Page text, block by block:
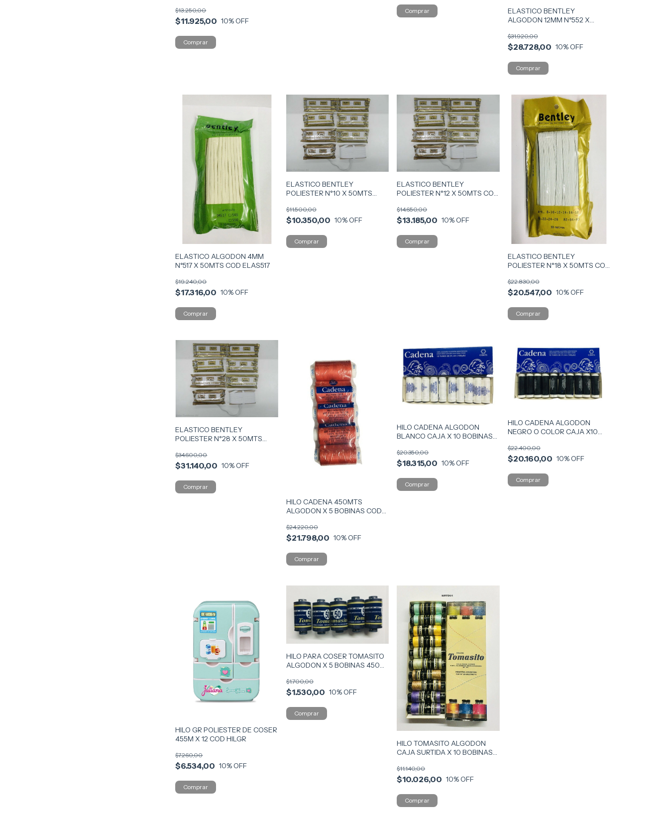
$11.925,00
$13.250,00
10% OFF
ELASTICO BENTLEY
ALGODON 12MM N°552 X
$28.728,00
$31.920,00
10% OFF
ELASTICO ALGODON 4MM
N°517 X 50MTS COD ELAS517
$17.316,00
$19.240,00
10% OFF
ELASTICO BENTLEY
POLIESTER N°10 X 50MTS
$10.350,00
$11.500,00
10% OFF
ELASTICO BENTLEY
POLIESTER N°12 X 50MTS COD
$13.185,00
$14.650,00
10% OFF
ELASTICO BENTLEY
POLIESTER N°18 X 50MTS COD
$20.547,00
$22.830,00
10% OFF
ELASTICO BENTLEY
POLIESTER N°28 X 50MTS
$31.140,00
$34.600,00
10% OFF
HILO CADENA 450MTS
ALGODON X 5 BOBINAS COD
$21.798,00
$24.220,00
10% OFF
HILO CADENA ALGODON
BLANCO CAJA X 10 BOBINAS
$18.315,00
$20.350,00
10% OFF
HILO CADENA ALGODON
NEGRO O COLOR CAJA X10
$20.160,00
$22.400,00
10% OFF
HILO GR POLIESTER DE COSER
455M X 12 COD HILGR
$6.534,00
$7.260,00
10% OFF
HILO PARA COSER TOMASITO
ALGODON X 5 BOBINAS 450M
$1.530,00
$1.700,00
10% OFF
HILO TOMASITO ALGODON
CAJA SURTIDA X 10 BOBINAS
$10.026,00
$11.140,00
10% OFF